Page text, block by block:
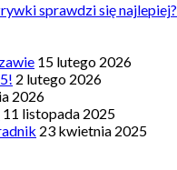
sprawdzi się najlepiej?
15 lutego 2026
2 lutego 2026
2026
11 listopada 2025
23 kwietnia 2025